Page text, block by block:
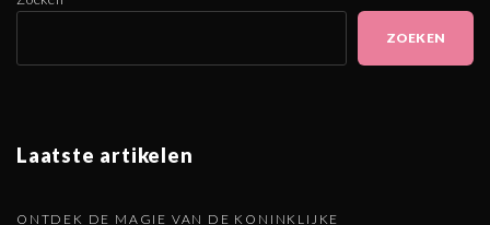
g
a
p
a d
ZOEKEN
Laatste artikelen
ONTDEK DE MAGIE VAN DE KONINKLIJKE